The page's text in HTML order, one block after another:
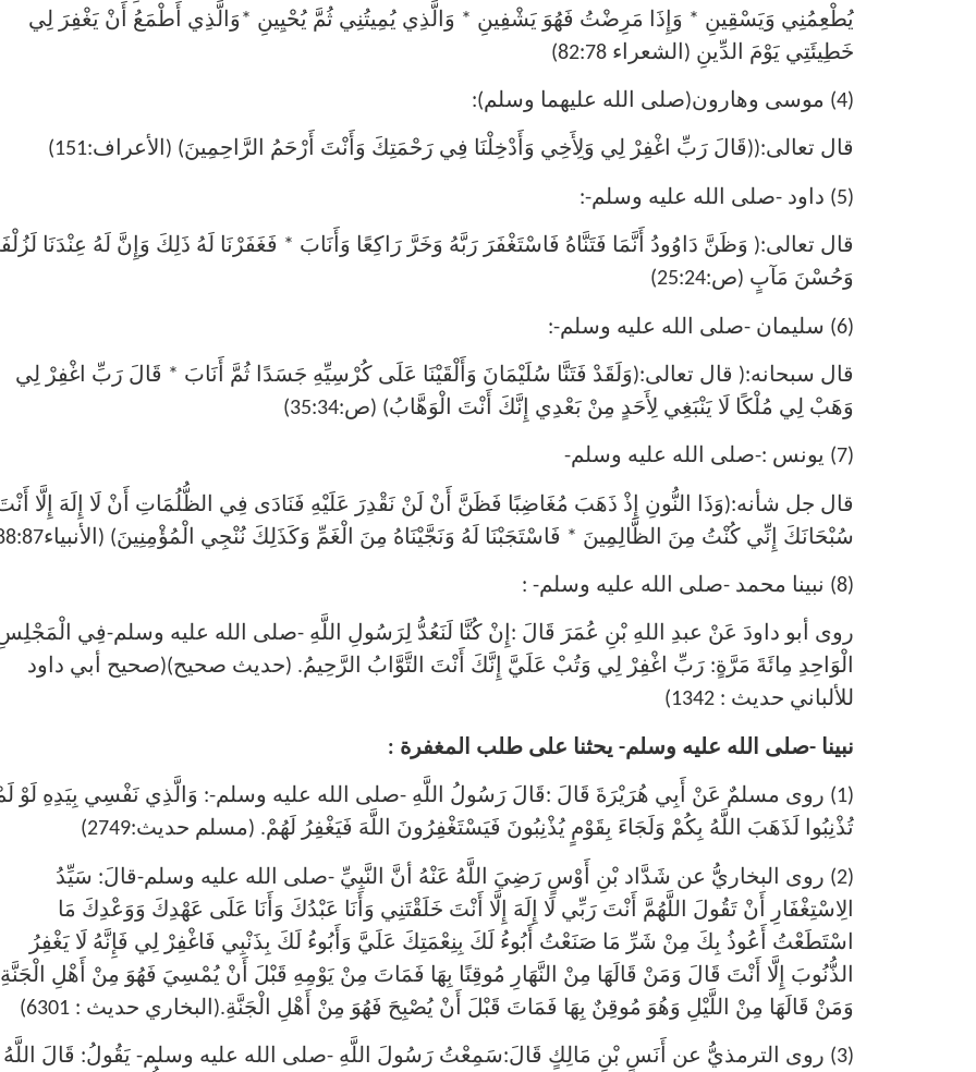
يُطْعِمُنِي وَيَسْقِينِ * وَإِذَا مَرِضْتُ فَهُوَ يَشْفِينِ * وَالَّذِي يُمِيتُنِي ثُمَّ يُحْيِينِ *وَالَّذِي أَطْمَعُ أَنْ يَغْفِرَ لِي
خَطِيئَتِي يَوْمَ الدِّينِ (الشعراء 82:78)
(4) موسى وهارون(صلى الله عليهما وسلم):
قال تعالى:((قَالَ رَبِّ اغْفِرْ لِي وَلِأَخِي وَأَدْخِلْنَا فِي رَحْمَتِكَ وَأَنْتَ أَرْحَمُ الرَّاحِمِينَ) (الأعراف:151)
(5) داود -صلى الله عليه وسلم-:
قال تعالى:( وَظَنَّ دَاوُودُ أَنَّمَا فَتَنَّاهُ فَاسْتَغْفَرَ رَبَّهُ وَخَرَّ رَاكِعًا وَأَنَابَ * فَغَفَرْنَا لَهُ ذَلِكَ وَإِنَّ لَهُ عِنْدَنَا
وَحُسْنَ مَآبٍ (ص:25:24)
(6) سليمان -صلى الله عليه وسلم-:
قال سبحانه:( قال تعالى:(وَلَقَدْ فَتَنَّا سُلَيْمَانَ وَأَلْقَيْنَا عَلَى كُرْسِيِّهِ جَسَدًا ثُمَّ أَنَابَ * قَالَ رَبِّ اغْفِرْ لِي
وَهَبْ لِي مُلْكًا لَا يَنْبَغِي لِأَحَدٍ مِنْ بَعْدِي إِنَّكَ أَنْتَ الْوَهَّابُ) (ص:35:34)
(7) يونس :-صلى الله عليه وسلم-
قال جل شأنه:(وَذَا النُّونِ إِذْ ذَهَبَ مُغَاضِبًا فَظَنَّ أَنْ لَنْ نَقْدِرَ عَلَيْهِ فَنَادَى فِي الظُّلُمَاتِ أَنْ لَا إِلَهَ إِلَّا
سُبْحَانَكَ إِنِّي كُنْتُ مِنَ الظَّالِمِينَ * فَاسْتَجَبْنَا لَهُ وَنَجَّيْنَاهُ مِنَ الْغَمِّ وَكَذَلِكَ نُنْجِي الْمُؤْمِنِينَ) (الأنبياء88:87)
(8) نبينا محمد -صلى الله عليه وسلم- :
روى أبو داودَ عَنْ عبدِ اللهِ بْنِ عُمَرَ قَالَ :إِنْ كُنَّا لَنَعُدُّ لِرَسُولِ اللَّهِ -صلى الله عليه وسلم-فِي
الْوَاحِدِ مِائَةَ مَرَّةٍ: رَبِّ اغْفِرْ لِي وَتُبْ عَلَيَّ إِنَّكَ أَنْتَ التَّوَّابُ الرَّحِيمُ. (حديث صحيح)(صحيح أبي داود
للألباني حديث : 1342)
نبينا -صلى الله عليه وسلم- يحثنا على طلب المغفرة :
(1) روى مسلمٌ عَنْ أَبِي هُرَيْرَةَ قَالَ :قَالَ رَسُولُ اللَّهِ -صلى الله عليه وسلم-: وَالَّذِي نَفْسِي بِيَدِهِ لَوْ
تُذْنِبُوا لَذَهَبَ اللَّهُ بِكُمْ وَلَجَاءَ بِقَوْمٍ يُذْنِبُونَ فَيَسْتَغْفِرُونَ اللَّهَ فَيَغْفِرُ لَهُمْ. (مسلم حديث:2749)
(2) روى البخاريُّ عن شَدَّاد بْنِ أَوْسٍ رَضِيَ اللَّهُ عَنْهُ أنَّ النَّبِيِّ -صلى الله عليه وسلم-قالَ: سَيِّدُ
الِاسْتِغْفَارِ أَنْ تَقُولَ اللَّهُمَّ أَنْتَ رَبِّي لَا إِلَهَ إِلَّا أَنْتَ خَلَقْتَنِي وَأَنَا عَبْدُكَ وَأَنَا عَلَى عَهْدِكَ وَوَعْدِكَ مَا
اسْتَطَعْتُ أَعُوذُ بِكَ مِنْ شَرِّ مَا صَنَعْتُ أَبُوءُ لَكَ بِنِعْمَتِكَ عَلَيَّ وَأَبُوءُ لَكَ بِذَنْبِي فَاغْفِرْ لِي فَإِنَّهُ لَا يَغْفِرُ
الذُّنُوبَ إِلَّا أَنْتَ قَالَ وَمَنْ قَالَهَا مِنْ النَّهَارِ مُوقِنًا بِهَا فَمَاتَ مِنْ يَوْمِهِ قَبْلَ أَنْ يُمْسِيَ فَهُوَ مِنْ أَهْلِ الْجَنَّةِ
وَمَنْ قَالَهَا مِنْ اللَّيْلِ وَهُوَ مُوقِنٌ بِهَا فَمَاتَ قَبْلَ أَنْ يُصْبِحَ فَهُوَ مِنْ أَهْلِ الْجَنَّةِ.(البخاري حديث : 6301)
(3) روى الترمذيُّ عن أَنَسٍ بْنِ مَالِكٍ قَالَ:سَمِعْتُ رَسُولَ اللَّهِ -صلى الله عليه وسلم- يَقُولُ: قَالَ اللَّهُ